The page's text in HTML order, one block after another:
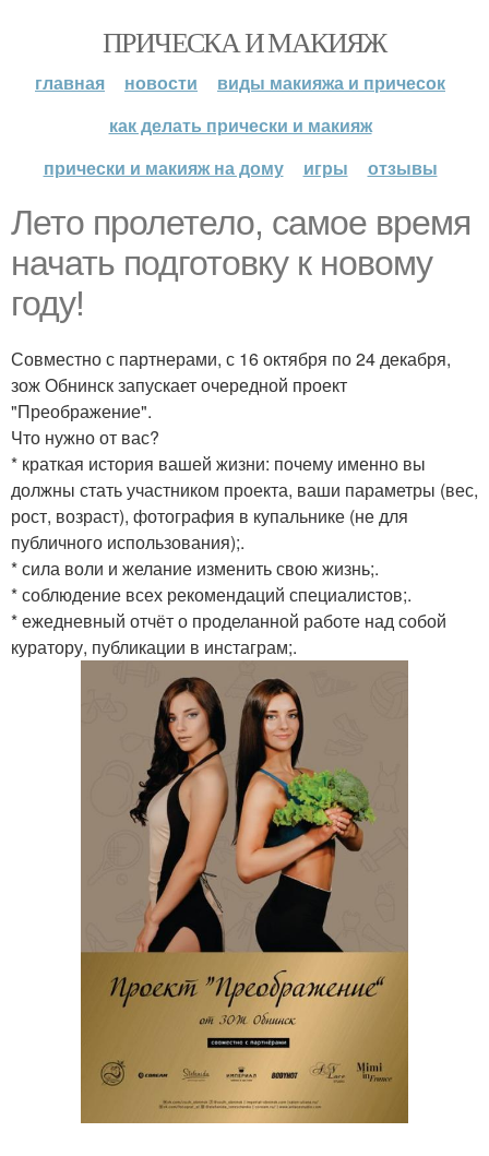
ПРИЧЕСКА И МАКИЯЖ
главная новости
виды макияжа и причесок
как делать прически и макияж
прически и макияж на дому
игры отзывы
Лето пролетело, самое время
начать подготовку к новому
году!
Совместно с партнерами, с 16 октября по 24 декабря,
зож Обнинск запускает очередной проект
"Преображение".
Что нужно от вас?
* краткая история вашей жизни: почему именно вы
должны стать участником проекта, ваши параметры (вес,
рост, возраст), фотография в купальнике (не для
публичного использования);.
* сила воли и желание изменить свою жизнь;.
* соблюдение всех рекомендаций специалистов;.
* ежедневный отчёт о проделанной работе над собой
куратору, публикации в инстаграм;.